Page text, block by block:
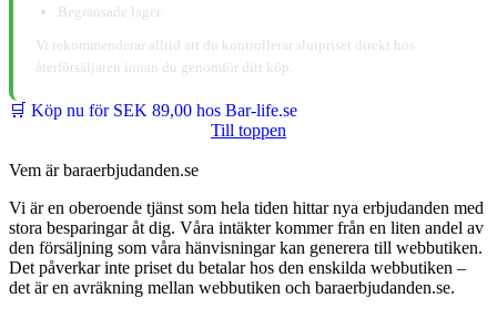
Begränsade lager
Vi rekommenderar alltid att du kontrollerar slutpriset direkt hos
återförsäljaren innan du genomför ditt köp.
🛒 Köp nu för SEK 89,00 hos Bar-life.se
Till toppen
Vem är baraerbjudanden.se
Vi är en oberoende tjänst som hela tiden hittar nya erbjudanden med
stora besparingar åt dig. Våra intäkter kommer från en liten andel av
den försäljning som våra hänvisningar kan generera till webbutiken.
Det påverkar inte priset du betalar hos den enskilda webbutiken –
det är en avräkning mellan webbutiken och baraerbjudanden.se.